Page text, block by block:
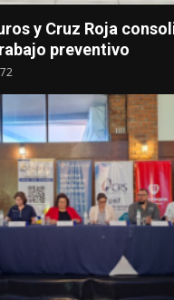
y Cruz Roja
preventivo